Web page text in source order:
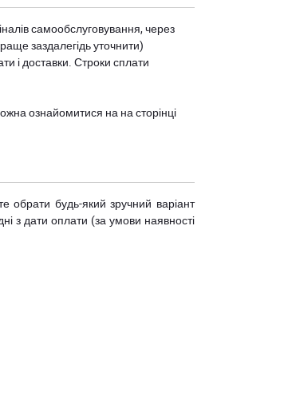
самообслуговування, через
заздалегідь уточнити)
і доставки. Строки сплати
ознайомитися на на сторінці
обрати будь-який зручний варіант
з дати оплати (за умови наявності